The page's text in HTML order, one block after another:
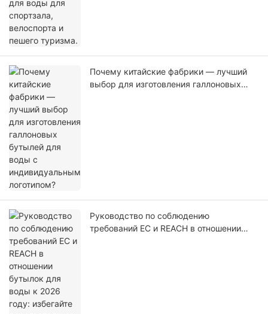
Почему китайские фабрики — лучший
выбор для изготовления галлоновых
Руководство по соблюдению
требований ЕС и REACH в отношении